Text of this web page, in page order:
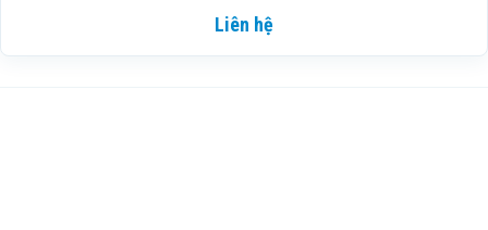
Liên hệ